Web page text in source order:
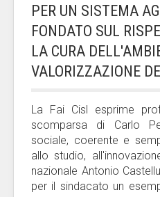
PER UN SISTEMA
FONDATO SUL
LA CURA
VALORIZZAZIONE
La Fai Cisl esprime
scomparsa di Carlo
sociale, coerente e
allo studio,
nazionale Antonio
per il sindacato un